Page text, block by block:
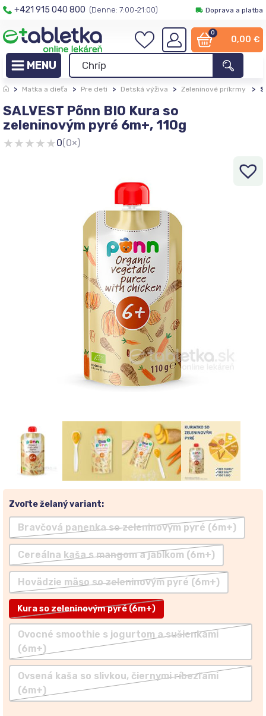
+421 915 040 800 (Denne: 7:00-21:00) Doprava a platba
0
0,00 €
> Matka a dieťa > Pre deti > Detská výživa > Zeleninové príkrmy >
SALVEST Põnn BIO Kura so
zeleninovým pyré 6m+, 110g
★★★★★0(0×)
Zvoľte želaný variant:
Bravčová panenka so zeleninovým pyré (6m+)
Cereálna kaša s mangom a jablkom (6m+)
Hovädzie mäso so zeleninovým pyré (6m+)
Kura so zeleninovým pyré (6m+)
Ovocné smoothie s jogurtom a sušienkami
(6m+)
Ovsená kaša so slivkou, čiernymi ríbezľami
(6m+)